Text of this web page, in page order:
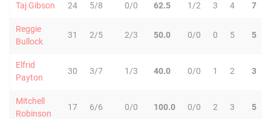
Taj Gibson 24 5/8 0/0 62.5 1/2 3 4 7
Reggie
Bullock
31 2/5 2/3 50.0 0/0 0 5 5
Elfrid
Payton
30 3/7 1/3 40.0 0/0 1 2 3
Mitchell
Robinson
17 6/6 0/0 100.0 0/0 2 3 5